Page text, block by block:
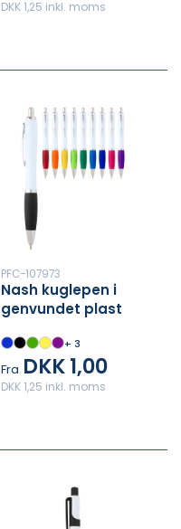
DKK 1,25 inkl. moms
PFC-107973
Nash kuglepen i
genvundet plast
+ 3
Fra DKK 1,00
DKK 1,25 inkl. moms